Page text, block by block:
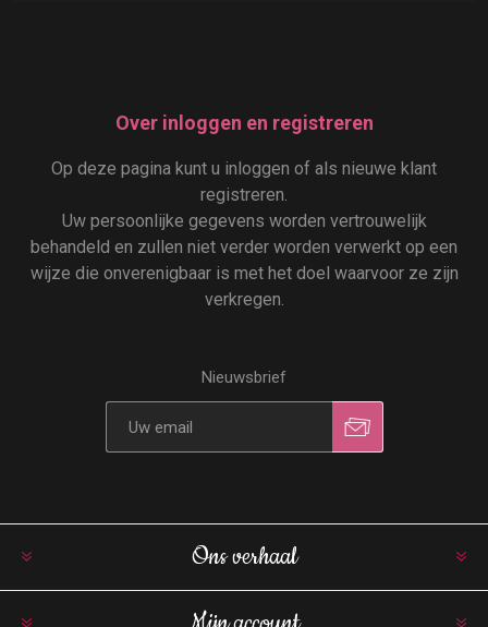
Over inloggen en registreren
Op deze pagina kunt u inloggen of als nieuwe klant
registreren.
Uw persoonlijke gegevens worden vertrouwelijk
behandeld en zullen niet verder worden verwerkt op een
wijze die onverenigbaar is met het doel waarvoor ze zijn
verkregen.
Nieuwsbrief
Ons verhaal